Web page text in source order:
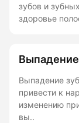
зубов и
здоровье
Выпадение
привести к
изменению
вы..